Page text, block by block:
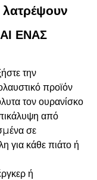
λατρέψουν
ΕΝΑΣ
την
προϊόν
τον ουρανίσκο
από
σε
για κάθε πιάτο ή
ή